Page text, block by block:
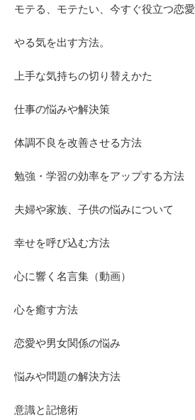
モテる、モテたい、今すぐ役立つ恋
やる気を出す方法。
上手な気持ちの切り替えかた
仕事の悩みや解決策
体調不良を改善させる方法
勉強・学習の効率をアップする方法
夫婦や家族、子供の悩みについて
幸せを呼び込む方法
心に響く名言集（動画）
心を癒す方法
恋愛や男女関係の悩み
悩みや問題の解決方法
意識と記憶術